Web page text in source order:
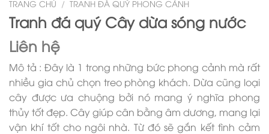
TRANG CHỦ / TRANH ĐÁ QUÝ PHONG CẢNH
Tranh đá quý Cây dừa sóng nước
Liên hệ
Mô tả : Đây là 1 trong những bức phong cảnh mà rất
nhiều gia chủ chọn treo phòng khách. Dừa cũng loại
cây được ưa chuộng bởi nó mang ý nghĩa phong
thủy tốt đẹp. Cây giúp cân bằng âm dương, mang lại
vận khí tốt cho ngôi nhà. Từ đó sẽ gắn kết tình cảm